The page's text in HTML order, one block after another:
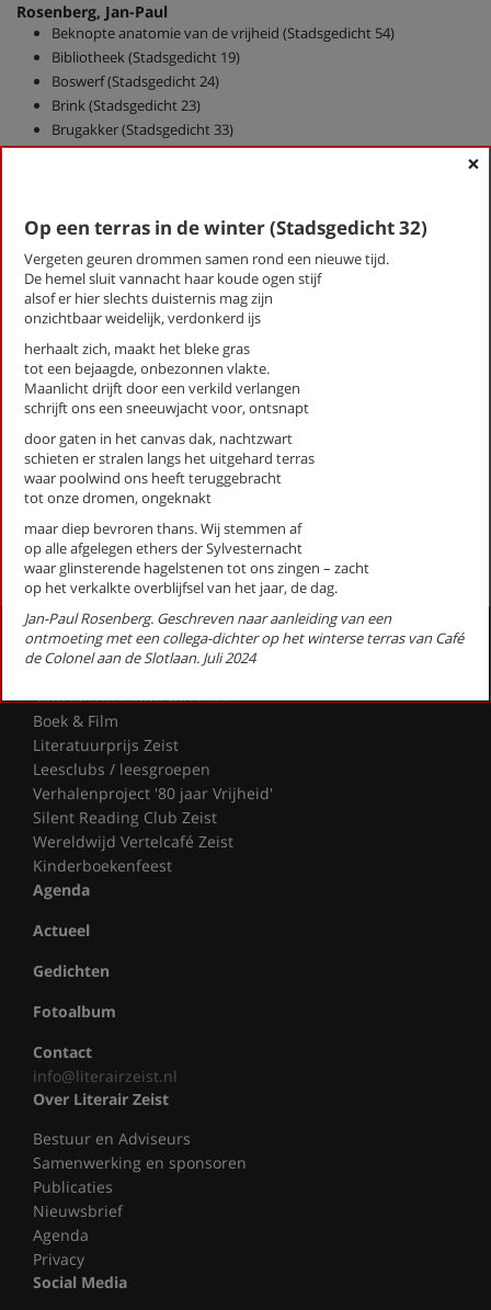
Rosenberg, Jan-Paul
Beknopte anatomie van de vrijheid (Stadsgedicht 54)
Bibliotheek (Stadsgedicht 19)
Boswerf (Stadsgedicht 24)
Brink (Stadsgedicht 23)
Brugakker (Stadsgedicht 33)
Buurtschap (stadsgedicht 5)
De mars (Stadsgedicht 48)
De Vissers (Stadsgedicht 51)
Dichterswijk (Stadsgedicht 58)
Droomkwartet (Stadsgedicht 26)
Estuarium (Stadsgedicht 15)
Expositie (stadsgedicht 29)
Fietser met ringslang (Stadsgedicht 36)
Galgenveld (Stadsgedicht 59)
Gedroomde grond (Stadsgedicht 53)
Grafheuvel (Stadsgedicht 14)
Heidestein (Stadsgedicht 47)
Herdenking (stadsgedicht 12)
«First Previous
1 2 3 ›Next»Last
×
Op een terras in de winter (Stadsgedicht 32)
Vergeten geuren drommen samen rond een nieuwe tijd.
De hemel sluit vannacht haar koude ogen stijf
alsof er hier slechts duisternis mag zijn
onzichtbaar weidelijk, verdonkerd ijs
herhaalt zich, maakt het bleke gras
tot een bejaagde, onbezonnen vlakte.
Maanlicht drijft door een verkild verlangen
schrijft ons een sneeuwjacht voor, ontsnapt
door gaten in het canvas dak, nachtzwart
schieten er stralen langs het uitgehard terras
waar poolwind ons heeft teruggebracht
tot onze dromen, ongeknakt
maar diep bevroren thans. Wij stemmen af
op alle afgelegen ethers der Sylvesternacht
waar glinsterende hagelstenen tot ons zingen – zacht
op het verkalkte overblijfsel van het jaar, de dag.
Jan-Paul Rosenberg. Geschreven naar aanleiding van een
ontmoeting met een collega-dichter op het winterse terras van Café
de Colonel aan de Slotlaan. Juli 2024
Activiteiten
Lezingen door en over schrijvers
Stadsdichtersduo van Zeist
Boek & Film
Literatuurprijs Zeist
Leesclubs / leesgroepen
Verhalenproject '80 jaar Vrijheid'
Silent Reading Club Zeist
Wereldwijd Vertelcafé Zeist
Kinderboekenfeest
Agenda
Actueel
Gedichten
Fotoalbum
Contact
info@literairzeist.nl
Over Literair Zeist
Bestuur en Adviseurs
Samenwerking en sponsoren
Publicaties
Nieuwsbrief
Agenda
Privacy
Social Media